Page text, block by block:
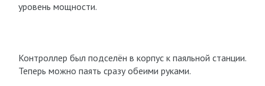
уровень мощности.
Контроллер был подселён в корпус к паяльной станции.
Теперь можно паять сразу обеими руками.